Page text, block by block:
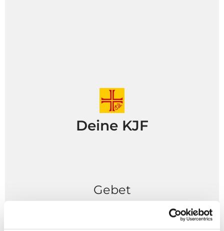
Deine KJF
Gebet
Erläuterung der Bedeutung und die geistliche